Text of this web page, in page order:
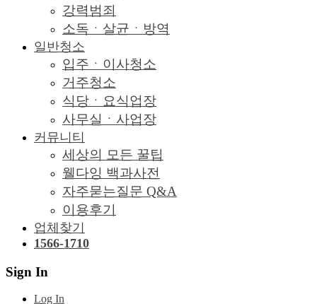
강력범죄
소독ㆍ살균ㆍ방역
일반청소
입주ㆍ이사청소
거주청소
식당ㆍ요식업장
사무실ㆍ사업장
커뮤니티
세상의 모든 꿀팁
웰다잉 백과사전
자주묻는질문 Q&A
이용후기
업체찾기
1566-1710
Sign In
Log In